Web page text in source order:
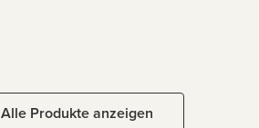
Alle Produkte anzeigen